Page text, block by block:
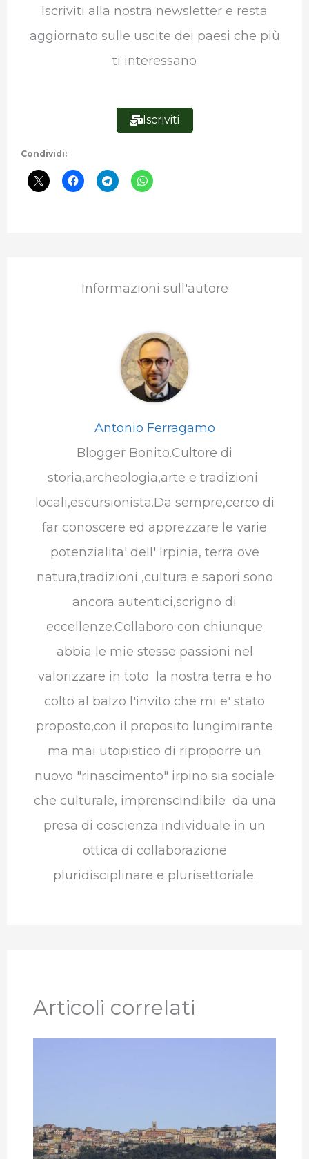
o
o
e
r
d
I
A
p
r
a
r
Iscriviti alla nostra newsletter e resta
aggiornato sulle uscite dei paesi che più
ti interessano
Iscriviti
Condividi:
Informazioni sull'autore
Antonio Ferragamo
Blogger Bonito.Cultore di
storia,archeologia,arte e tradizioni
locali,escursionista.Da sempre,cerco di
far conoscere ed apprezzare le varie
potenzialita' dell' Irpinia, terra ove
natura,tradizioni ,cultura e sapori sono
ancora autentici,scrigno di
eccellenze.Collaboro con chiunque
abbia le mie stesse passioni nel
valorizzare in toto la nostra terra e ho
colto al balzo l'invito che mi e' stato
proposto,con il proposito lungimirante
ma mai utopistico di riproporre un
nuovo "rinascimento" irpino sia sociale
che culturale, imprenscindibile da una
presa di coscienza individuale in un
ottica di collaborazione
pluridisciplinare e plurisettoriale.
Articoli correlati